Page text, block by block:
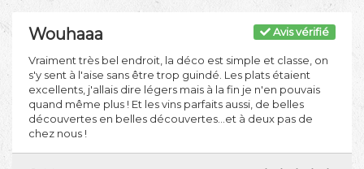
Avis vérifié
Wouhaaa
Vraiment très bel endroit, la déco est simple et classe, on
s'y sent à l'aise sans être trop guindé. Les plats étaient
excellents, j'allais dire légers mais à la fin je n'en pouvais
quand même plus ! Et les vins parfaits aussi, de belles
découvertes en belles découvertes...et à deux pas de
chez nous !